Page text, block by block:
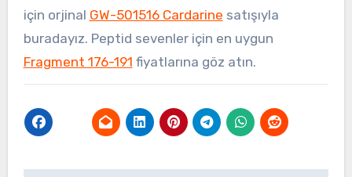
için orjinal GW-501516 Cardarine satışıyla
buradayız. Peptid sevenler için en uygun
Fragment 176-191 fiyatlarına göz atın.